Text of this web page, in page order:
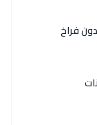
فراخ